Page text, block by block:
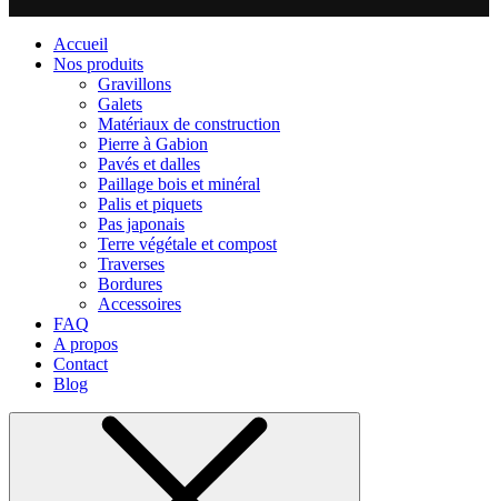
Accueil
Nos produits
Gravillons
Galets
Matériaux de construction
Pierre à Gabion
Pavés et dalles
Paillage bois et minéral
Palis et piquets
Pas japonais
Terre végétale et compost
Traverses
Bordures
Accessoires
FAQ
A propos
Contact
Blog